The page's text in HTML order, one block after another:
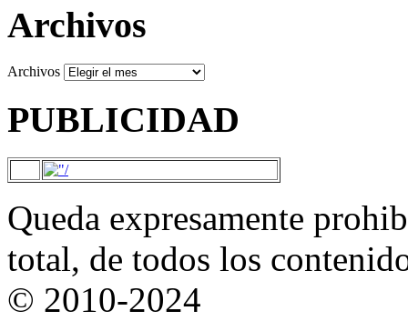
Archivos
Archivos
PUBLICIDAD
Queda expresamente
total, de todos los
© 2010-2024